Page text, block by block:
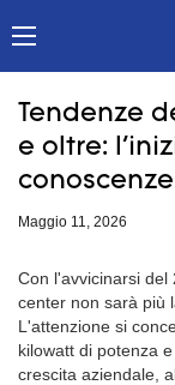
Tendenze
e oltre:
Maggio 11, 2026
Con l'avvicinarsi del
center non sarà più
L'attenzione si
kilowatt di potenza
crescita aziendale,